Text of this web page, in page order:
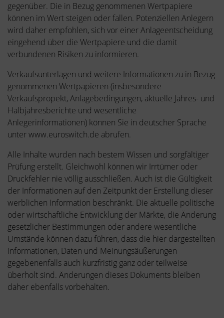
gegenüber. Die in Bezug genommenen Wertpapiere
können im Wert steigen oder fallen. Potenziellen Anlegern
wird daher empfohlen, sich vor einer Anlageentscheidung
eingehend über die Wertpapiere und die damit
verbundenen Risiken zu informieren.
Verkaufsunterlagen und weitere Informationen zu in Bezug
genommenen Wertpapieren (insbesondere
Verkaufspropekt, Anlagebedingungen, aktuelle Jahres- und
Halbjahresberichte und wesentliche
Anlegerinformationen) können Sie in deutscher Sprache
unter www.euroswitch.de abrufen.
Alle Inhalte wurden nach bestem Wissen und sorgfältiger
Prüfung erstellt. Gleichwohl können wir Irrtümer oder
Druckfehler nie völlig ausschließen. Auch ist die Gültigkeit
der Informationen auf den Zeitpunkt der Erstellung dieser
werblichen Information beschränkt. Die aktuelle politische
oder wirtschaftliche Entwicklung der Märkte, die Änderung
gesetzlicher Bestimmungen oder andere wesentliche
Umstände können dazu führen, dass die hier dargestellten
Informationen, Daten und Meinungsäußerungen
gegebenenfalls auch kurzfristig ganz oder teilweise
überholt sind. Änderungen dieses Dokuments bleiben
daher ebenfalls vorbehalten.